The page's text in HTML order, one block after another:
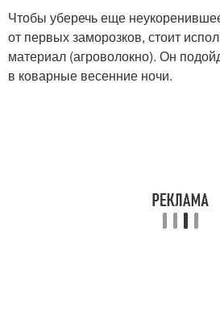
Чтобы уберечь еще
от первых заморозков, стоит
материал (агроволокно). Он
в коварные весенние ночи.